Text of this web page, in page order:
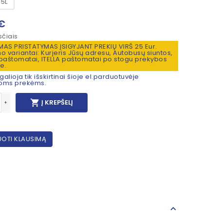
5L
PRISTATYMAS ĮSIGYJANT PREKIŲ VIRŠ 25 Eur.
variantai: Kurjeris Jūsų adresu, Autobusų siuntos,
ITELLA paštomatai po stogu prekybos
tik išskirtinai šioje el.parduotuvėje
prekėms.
+  Į KREPŠELĮ
KLAUSIMĄ